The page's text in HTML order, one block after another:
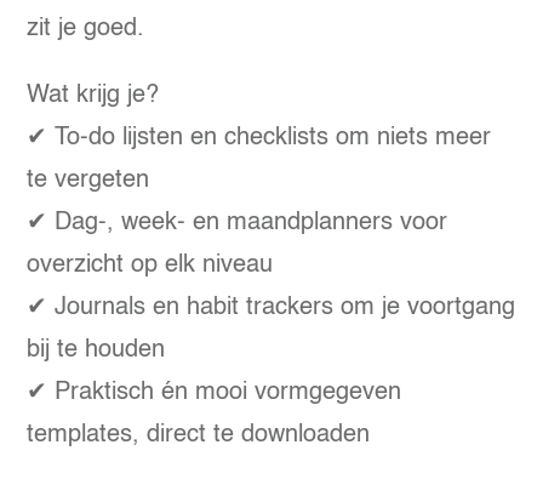
zit je goed.
Wat krijg je?
✔ To-do lijsten en checklists om niets meer
te vergeten
✔ Dag-, week- en maandplanners voor
overzicht op elk niveau
✔ Journals en habit trackers om je voortgang
bij te houden
✔ Praktisch én mooi vormgegeven
templates, direct te downloaden